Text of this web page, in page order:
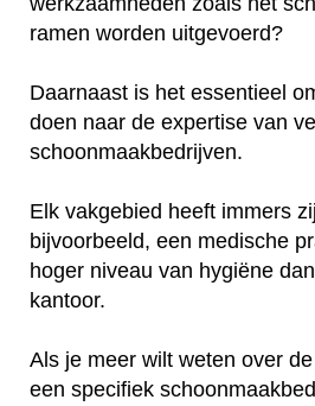
ramen worden uitgevoerd?
Daarnaast is het essentieel
doen naar de expertise van
schoonmaakbedrijven.
Elk vakgebied heeft immers
bijvoorbeeld, een medische
hoger niveau van hygiëne
kantoor.
Als je meer wilt weten over
een specifiek